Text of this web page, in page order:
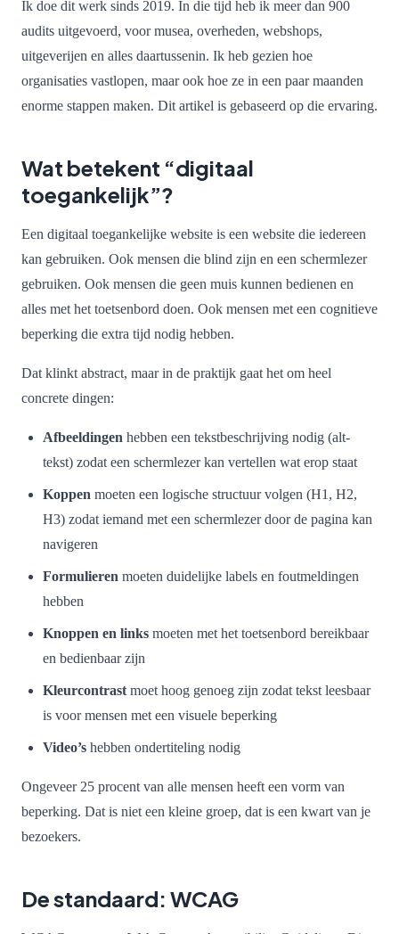
Ik doe dit werk sinds 2019. In die tijd heb ik meer dan 900
audits uitgevoerd, voor musea, overheden, webshops,
uitgeverijen en alles daartussenin. Ik heb gezien hoe
organisaties vastlopen, maar ook hoe ze in een paar maanden
enorme stappen maken. Dit artikel is gebaseerd op die ervaring.
Wat betekent “digitaal
toegankelijk”?
Een digitaal toegankelijke website is een website die iedereen
kan gebruiken. Ook mensen die blind zijn en een schermlezer
gebruiken. Ook mensen die geen muis kunnen bedienen en
alles met het toetsenbord doen. Ook mensen met een cognitieve
beperking die extra tijd nodig hebben.
Dat klinkt abstract, maar in de praktijk gaat het om heel
concrete dingen:
Afbeeldingen hebben een tekstbeschrijving nodig (alt-
tekst) zodat een schermlezer kan vertellen wat erop staat
Koppen moeten een logische structuur volgen (H1, H2,
H3) zodat iemand met een schermlezer door de pagina kan
navigeren
Formulieren moeten duidelijke labels en foutmeldingen
hebben
Knoppen en links moeten met het toetsenbord bereikbaar
en bedienbaar zijn
Kleurcontrast moet hoog genoeg zijn zodat tekst leesbaar
is voor mensen met een visuele beperking
Video’s hebben ondertiteling nodig
Ongeveer 25 procent van alle mensen heeft een vorm van
beperking. Dat is niet een kleine groep, dat is een kwart van je
bezoekers.
De standaard: WCAG